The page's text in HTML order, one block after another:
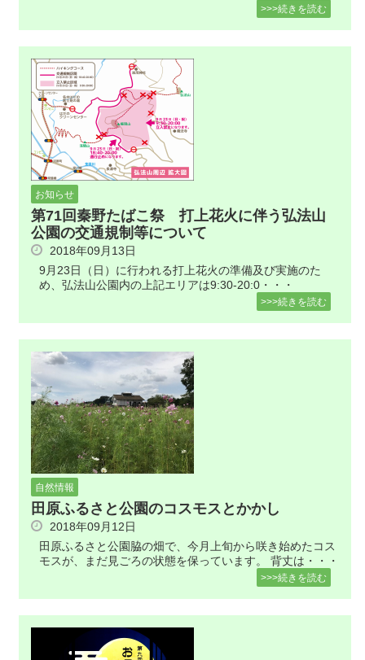
>>>続きを読む
お知らせ
第71回秦野たばこ祭 打上花火に伴う弘法山
公園の交通規制等について
2018年09月13日
9月23日（日）に行われる打上花火の準備及び実施のた
め、弘法山公園内の上記エリアは9:30-20:0・・・
>>>続きを読む
自然情報
田原ふるさと公園のコスモスとかかし
2018年09月12日
田原ふるさと公園脇の畑で、今月上旬から咲き始めたコス
モスが、まだ見ごろの状態を保っています。 背丈は・・・
>>>続きを読む